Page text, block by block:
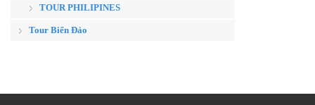
TOUR PHILIPINES
Tour Biển Đảo